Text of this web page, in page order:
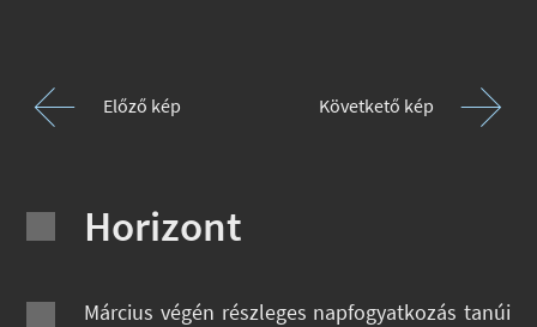
Előző kép Követkető kép
Horizont
Március végén részleges napfogyatkozás tanúi